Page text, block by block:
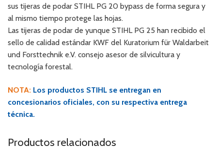
sus tijeras de podar STIHL PG 20 bypass de forma segura y
al mismo tiempo protege las hojas.
Las tijeras de podar de yunque STIHL PG 25 han recibido el
sello de calidad estándar KWF del Kuratorium für Waldarbeit
und Forsttechnik e.V. consejo asesor de silvicultura y
tecnología forestal.
NOTA: Los productos STIHL se entregan en
concesionarios oficiales, con su respectiva entrega
técnica.
Productos relacionados